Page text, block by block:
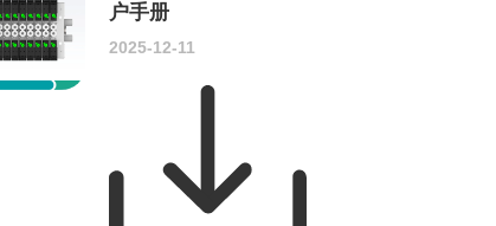
户手册
2025-12-11